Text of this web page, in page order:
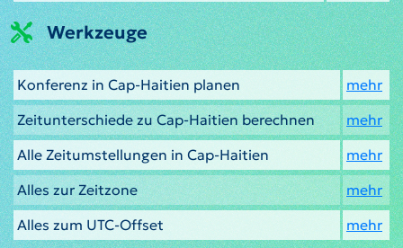
Werkzeuge
Konferenz in Cap-Haitien planen
mehr
Zeitunterschiede zu Cap-Haitien berechnen
mehr
Alle Zeitumstellungen in Cap-Haitien
mehr
Alles zur Zeitzone
mehr
Alles zum UTC-Offset
mehr